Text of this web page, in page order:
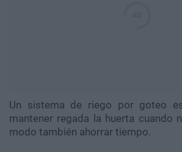
Un sistema de riego por goteo
mantener regada la huerta cuando
modo también ahorrar tiempo.